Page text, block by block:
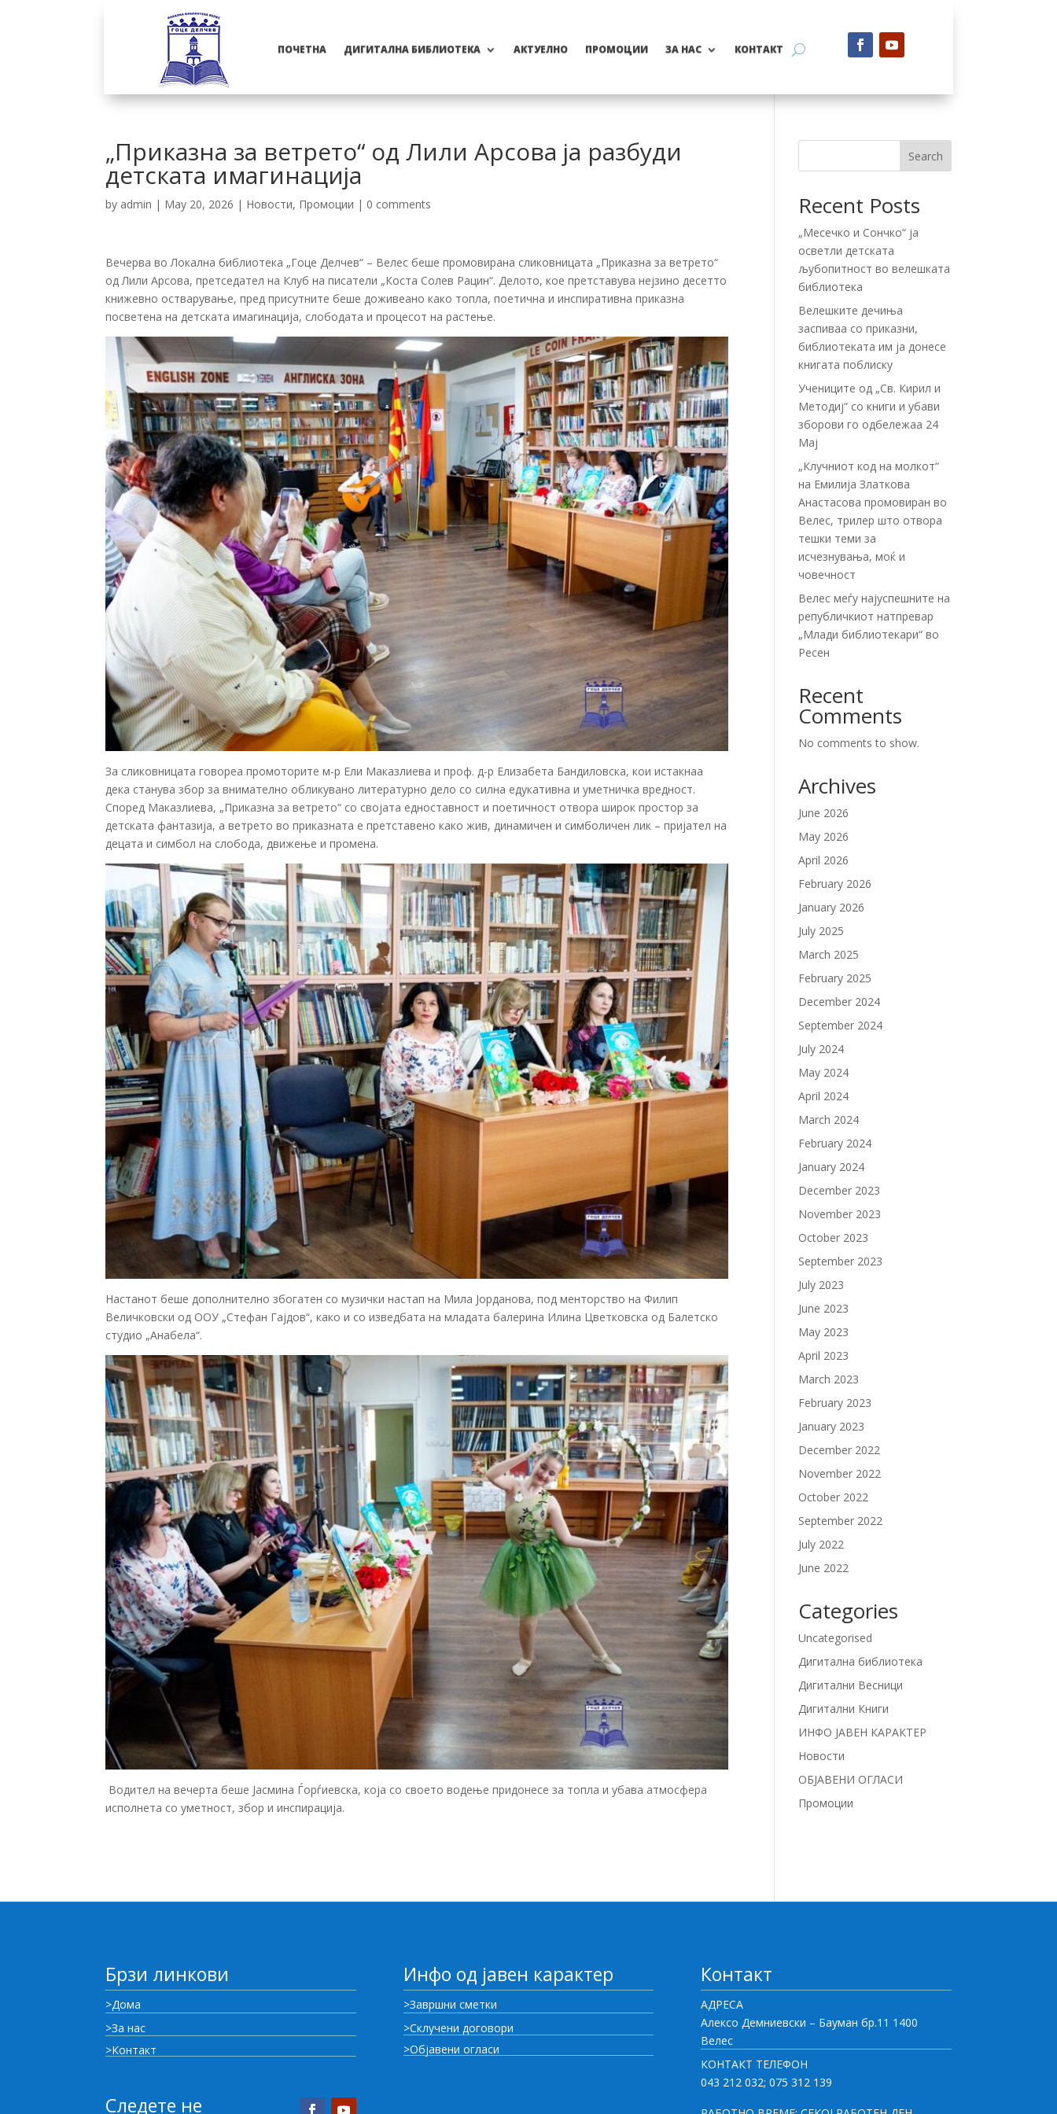
ПОЧЕТНА ДИГИТАЛНА БИБЛИОТЕКА АКТУЕЛНО ПРОМОЦИИ ЗА НАС КОНТАКТ
„Приказна за ветрето“ oд Лили Арсова ја разбуди
детската имагинација
by admin | May 20, 2026 | Новости, Промоции | 0 comments
Вечерва воЛокална библиотека „Гоце Делчев“ – Велес беше промовирана сликовницата „Приказна за ветрето“
од Лили Арсова, претседател на Клуб на писатели „Коста Солев Рацин“. Делото, кое претставува нејзино десетто
книжевно остварување, пред присутните беше доживеано како топла, поетична и инспиративна приказна
посветена на детската имагинација, слободата и процесот на растење.
За сликовницата говореа промоторите м-р Ели Маказлиева и проф. д-р Елизабета Бандиловска, кои истакнаа
дека станува збор за внимателно обликувано литературно дело со силна едукативна и уметничка вредност.
Според Маказлиева, „Приказна за ветрето“ со својата едноставност и поетичност отвора широк простор за
детската фантазија, а ветрето во приказната е претставено како жив, динамичен и симболичен лик – пријател на
децата и симбол на слобода, движење и промена.
Настанот беше дополнително збогатен со музички настап на Мила Јорданова, под менторство на Филип
Величковски од ООУ „Стефан Гајдов“, како и со изведбата на младата балерина Илина Цветковска од Балетско
студио „Анабела“.
Водител на вечерта беше Јасмина Ѓорѓиевска, која со своето водење придонесе за топла и убава атмосфера
исполнета со уметност, збор и инспирација.
Search
Recent Posts
„Месечко и Сончко“ ја
осветли детската
љубопитност во велешката
библиотека
Велешките дечиња
заспиваа со приказни,
библиотеката им ја донесе
книгата поблиску
Учениците од „Св. Кирил и
Методиј“ со книги и убави
зборови го одбележаа 24
Мај
„Клучниот код на молкот“
на Емилија Златкова
Анастасова промовиран во
Велес, трилер што отвора
тешки теми за
исчезнувања, моќ и
човечност
Велес меѓу најуспешните на
републичкиот натпревар
„Млади библиотекари“ во
Ресен
Recent
Comments
No comments to show.
Archives
June 2026
May 2026
April 2026
February 2026
January 2026
July 2025
March 2025
February 2025
December 2024
September 2024
July 2024
May 2024
April 2024
March 2024
February 2024
January 2024
December 2023
November 2023
October 2023
September 2023
July 2023
June 2023
May 2023
April 2023
March 2023
February 2023
January 2023
December 2022
November 2022
October 2022
September 2022
July 2022
June 2022
Categories
Uncategorised
Дигитална библиотека
Дигитални Весници
Дигитални Книги
ИНФО ЈАВЕН КАРАКТЕР
Новости
ОБЈАВЕНИ ОГЛАСИ
Промоции
Брзи линкови
>Дома
>За нас
>Контакт
Следете не
Инфо од јавен карактер
>Завршни сметки
>Склучени договори
>Објавени огласи
Контакт
АДРЕСА
Алексо Демниевски – Бауман бр.11 1400
Велес
КОНТАКТ ТЕЛЕФОН
043 212 032; 075 312 139